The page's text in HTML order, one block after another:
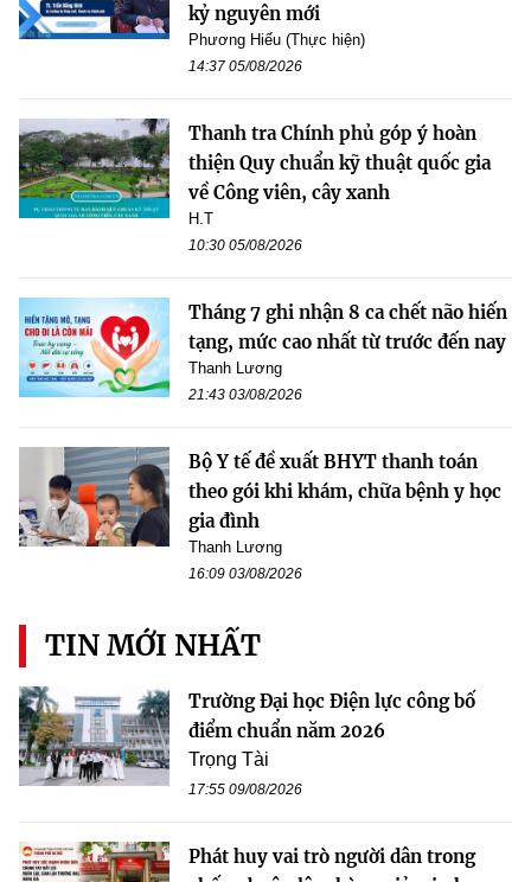
kỷ nguyên mới
Phương Hiếu (Thực hiện)
14:37 05/08/2026
Thanh tra Chính phủ góp ý hoàn
thiện Quy chuẩn kỹ thuật quốc gia
về Công viên, cây xanh
H.T
10:30 05/08/2026
Tháng 7 ghi nhận 8 ca chết não hiến
tạng, mức cao nhất từ trước đến nay
Thanh Lương
21:43 03/08/2026
Bộ Y tế đề xuất BHYT thanh toán
theo gói khi khám, chữa bệnh y học
gia đình
Thanh Lương
16:09 03/08/2026
TIN MỚI NHẤT
Trường Đại học Điện lực công bố
điểm chuẩn năm 2026
Trọng Tài
17:55 09/08/2026
Phát huy vai trò người dân trong